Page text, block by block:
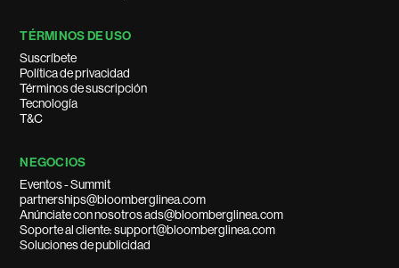
TÉRMINOS DE USO
Suscríbete
Política de privacidad
Términos de suscripción
Tecnología
T&C
NEGOCIOS
Eventos - Summit
partnerships@bloomberglinea.com
Anúnciate con nosotros ads@bloomberglinea.com
Soporte al cliente: support@bloomberglinea.com
Soluciones de publicidad